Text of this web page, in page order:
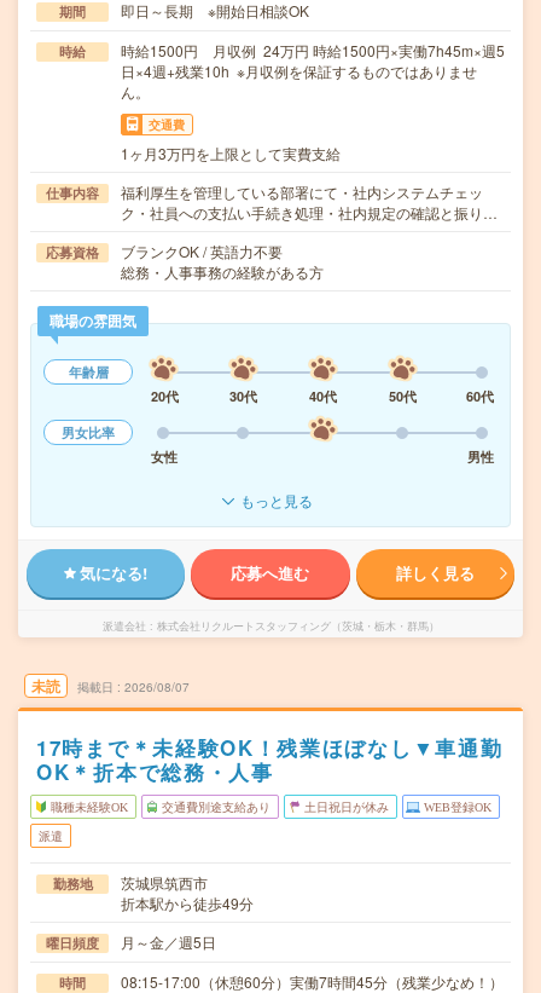
期間 即日～長期 ※開始日相談OK
時給
時給1500円 月収例 24万円 時給1500円×実働7h45m×週5
日×4週+残業10h ※月収例を保証するものではありませ
ん。
交通費
1ヶ月3万円を上限として実費支給
仕事内容
福利厚生を管理している部署にて・社内システムチェッ
ク・社員への支払い手続き処理・社内規定の確認と振り…
応募資格
ブランクOK / 英語力不要
総務・人事事務の経験がある方
職場の雰囲気
年齢層
20代
30代 40代 50代
60代
男女比率
女性
男性
もっと見る
気になる! 応募へ進む 詳しく見る
派遣会社 株式会社リクルートスタッフィング（茨城・栃木・群馬）
未読 掲載日 2026/08/07
17時まで＊未経験OK！残業ほぼなし▼車通勤
OK＊折本で総務・人事
職種未経験OK 交通費別途支給あり 土日祝日が休み WEB登録OK
派遣
勤務地
茨城県筑西市
折本駅から徒歩49分
曜日頻度 月～金／週5日
時間 08:15-17:00（休憩60分）実働7時間45分（残業少なめ！）